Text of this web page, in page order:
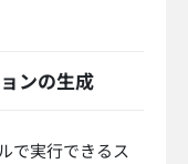
ンの生成
で実行できるス